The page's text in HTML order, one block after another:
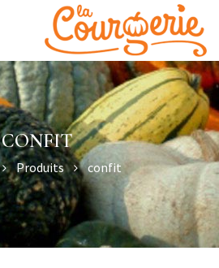
CONFIT
Produits confit